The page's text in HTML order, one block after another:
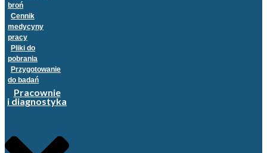
broń
Cennik
medycyny
pracy
Pliki do
pobrania
Przygotowanie
do badań
Pracownie
i diagnostyka